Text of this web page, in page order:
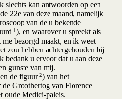
kan antwoorden op een
22e van deze maand, namelijk
van de u bekende
1), en waarover u spreekt als
bezorgd maakt, en ik weet
zou hebben achtergehouden bij
bedank u ervoor dat u aan deze
gunste van mij.
de figuur2) van het
Groothertog van Florence
oude Medici-paleis.